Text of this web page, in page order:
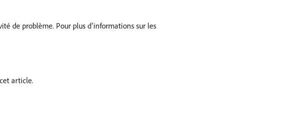
de problème. Pour plus d’informations sur les
article.